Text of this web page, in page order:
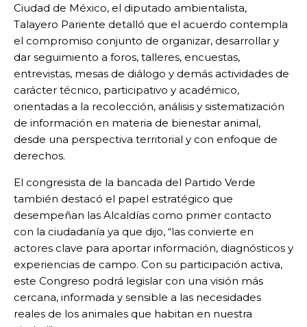
Ciudad de México, el diputado ambientalista,
Talayero Pariente detalló que el acuerdo contempla
el compromiso conjunto de organizar, desarrollar y
dar seguimiento a foros, talleres, encuestas,
entrevistas, mesas de diálogo y demás actividades de
carácter técnico, participativo y académico,
orientadas a la recolección, análisis y sistematización
de información en materia de bienestar animal,
desde una perspectiva territorial y con enfoque de
derechos.
El congresista de la bancada del Partido Verde
también destacó el papel estratégico que
desempeñan las Alcaldías como primer contacto
con la ciudadanía ya que dijo, “las convierte en
actores clave para aportar información, diagnósticos y
experiencias de campo. Con su participación activa,
este Congreso podrá legislar con una visión más
cercana, informada y sensible a las necesidades
reales de los animales que habitan en nuestra